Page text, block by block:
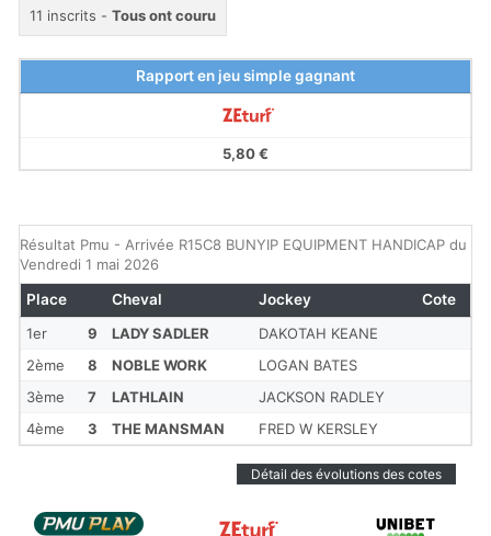
11 inscrits - Tous ont couru
Rapport en jeu simple gagnant
5,80 €
Résultat Pmu - Arrivée R15C8 BUNYIP EQUIPMENT HANDICAP du
Vendredi 1 mai 2026
1er 9 LADY SADLER
DAKOTAH KEANE
2ème
8 NOBLE WORK
LOGAN BATES
3ème
7 LATHLAIN
JACKSON RADLEY
4ème
3 THE MANSMAN FRED W KERSLEY
Place Cheval Jockey Cote
Détail des évolutions des cotes